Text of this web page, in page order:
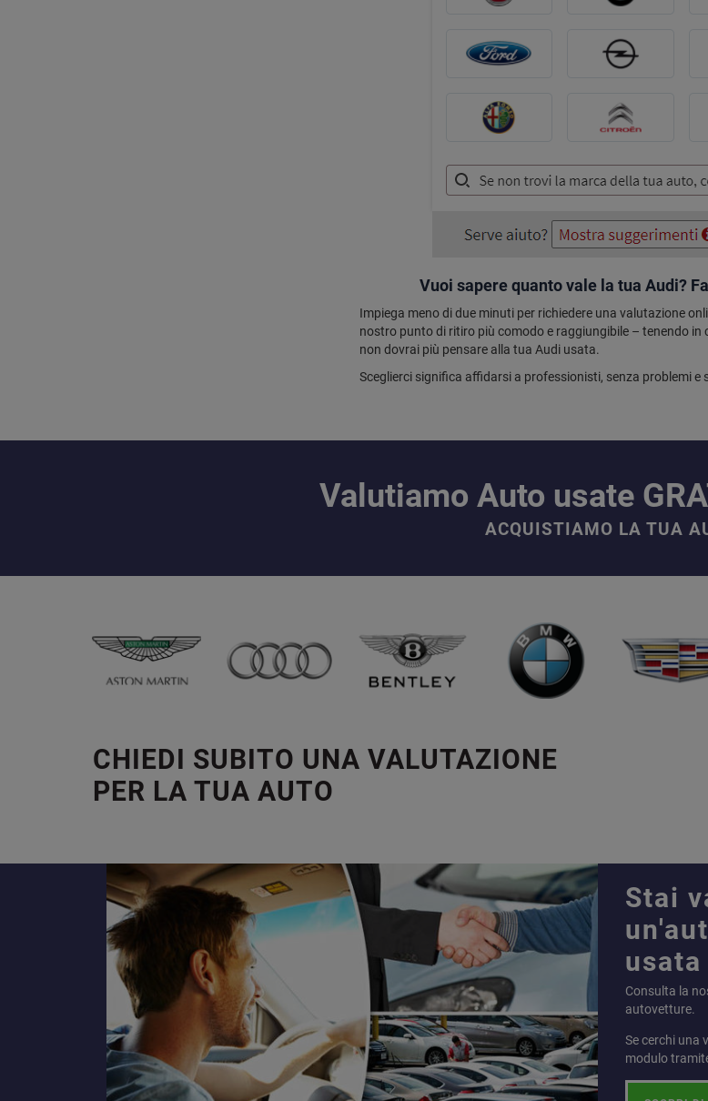
Vuoi sapere quanto vale la tua Audi?
Impiega meno di due minuti per richiedere una valutazione
nostro punto di ritiro più comodo e raggiungibile – tenendo
non dovrai più pensare alla tua Audi usata.
Sceglierci significa affidarsi a professionisti, senza problemi e
Valutiamo Auto usate
ACQUISTIAMO LA TUA
CHIEDI SUBITO UNA VALUTAZIONE
PER LA TUA AUTO
Stai
Consulta la
autovetture.
Se cerchi una
modulo